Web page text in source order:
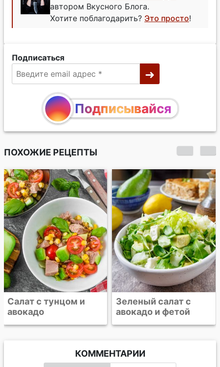
автором Вкусного Блога.
Хотите поблагодарить? Это просто!
Подписаться
Подписывайся
ПОХОЖИЕ РЕЦЕПТЫ
Зеленый салат с
авокадо и фетой
Салат с
шампиньонами,
авокадо и
хрустящим беконом
КОММЕНТАРИИ